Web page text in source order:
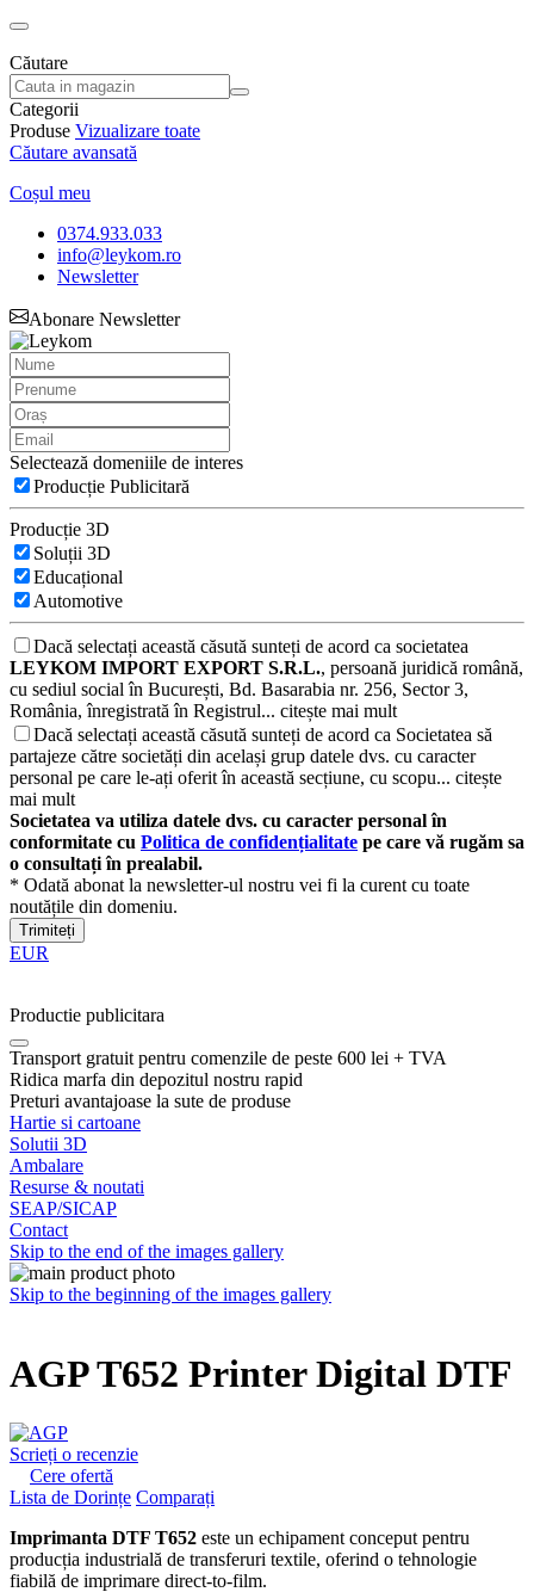
Căutare
Categorii
Produse Vizualizare toate
Căutare avansată
Coșul meu
0374.933.033
info@leykom.ro
Newsletter
Abonare Newsletter
Selectează domeniile de interes
Producție Publicitară
Producție 3D
Soluții 3D
Educațional
Automotive
Dacă selectați această căsută sunteți de acord ca societatea
LEYKOM IMPORT EXPORT S.R.L., persoană juridică română,
cu sediul social în București, Bd. Basarabia nr. 256, Sector 3,
România, înregistrată în Registrul... citește mai mult
Dacă selectați această căsută sunteți de acord ca Societatea să
partajeze către societăți din același grup datele dvs. cu caracter
personal pe care le-ați oferit în această secțiune, cu scopu... citește
mai mult
Societatea va utiliza datele dvs. cu caracter personal în
conformitate cu Politica de confidențialitate pe care vă rugăm sa
o consultați în prealabil.
* Odată abonat la newsletter-ul nostru vei fi la curent cu toate
noutățile din domeniu.
Trimiteți
EUR
Productie publicitara
Transport gratuit pentru comenzile de peste 600 lei + TVA
Ridica marfa din depozitul nostru rapid
Preturi avantajoase la sute de produse
Hartie si cartoane
Solutii 3D
Ambalare
Resurse & noutati
SEAP/SICAP
Contact
Skip to the end of the images gallery
Skip to the beginning of the images gallery
AGP T652 Printer Digital DTF
Scrieți o recenzie
Cere ofertă
Lista de Dorințe Comparați
Imprimanta DTF T652 este un echipament conceput pentru
producția industrială de transferuri textile, oferind o tehnologie
fiabilă de imprimare direct-to-film.